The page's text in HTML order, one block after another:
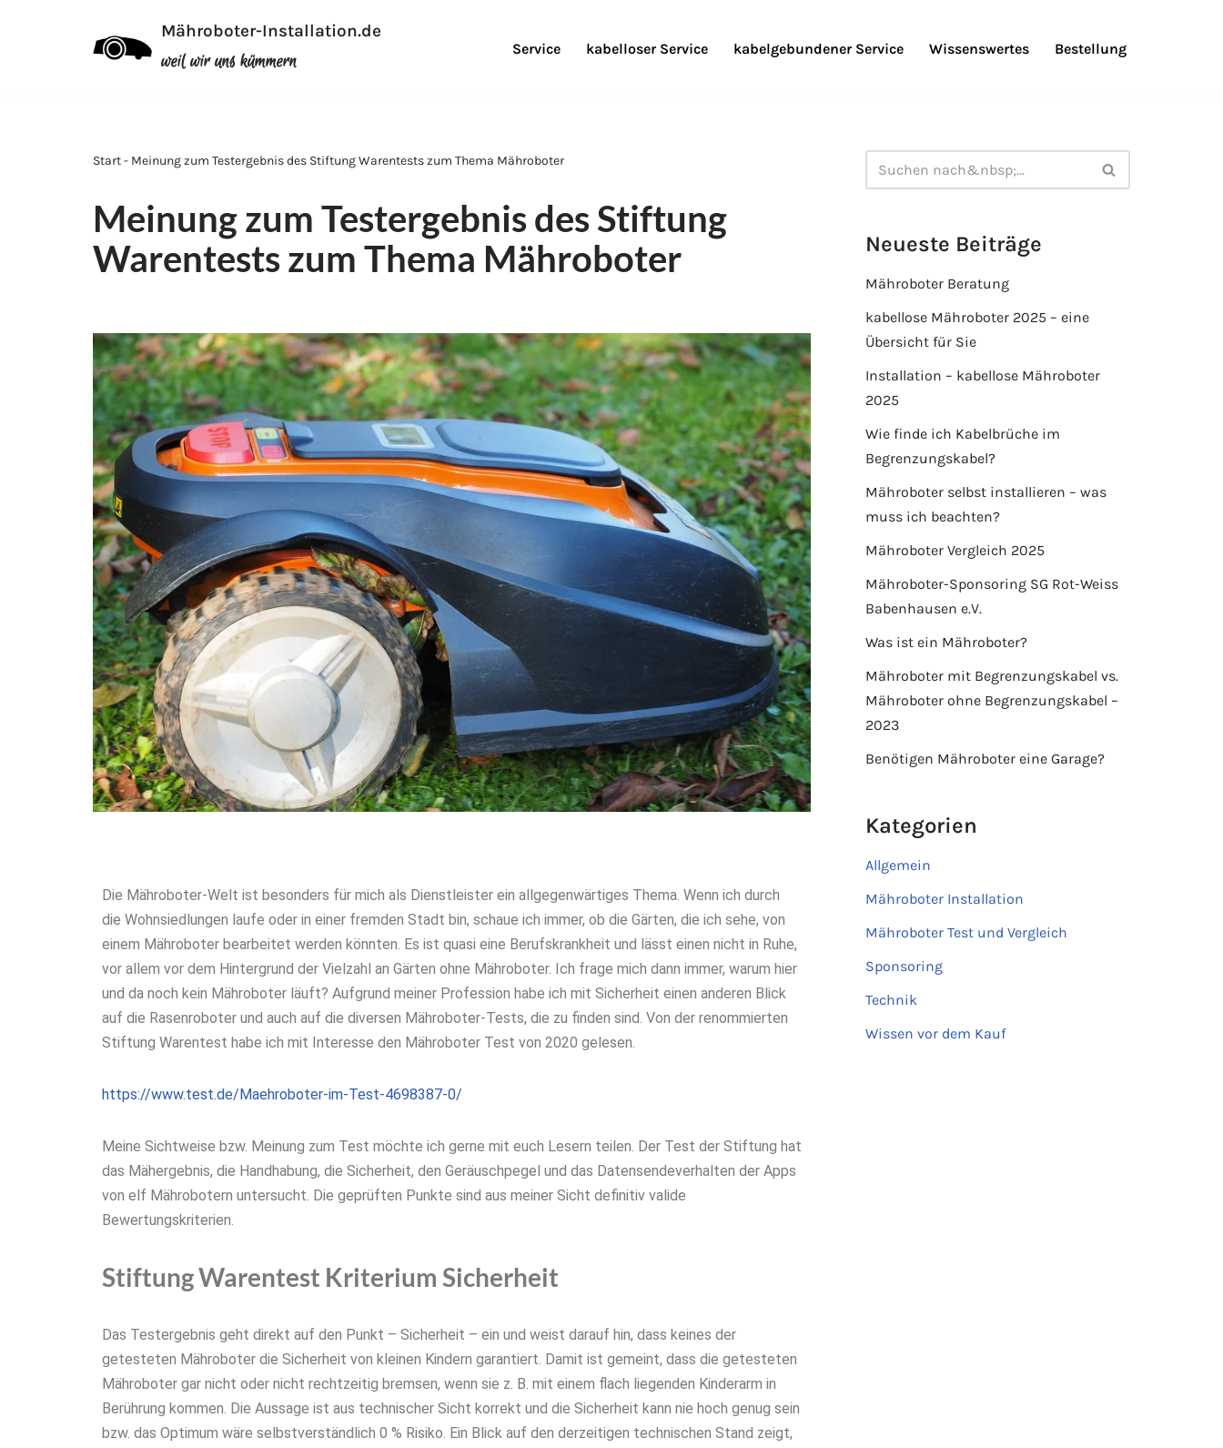
Mähroboter-Installation.de
weil wir uns kümmern
Service kabelloser Service kabelgebundener Service Wissenswertes Bestellung
Start - Meinung zum Testergebnis des Stiftung Warentests zum Thema Mähroboter
Meinung zum Testergebnis des Stiftung
Warentests zum Thema Mähroboter
Die Mähroboter-Welt ist besonders für mich als Dienstleister ein allgegenwärtiges Thema. Wenn ich durch
die Wohnsiedlungen laufe oder in einer fremden Stadt bin, schaue ich immer, ob die Gärten, die ich sehe, von
einem Mähroboter bearbeitet werden könnten. Es ist quasi eine Berufskrankheit und lässt einen nicht in Ruhe,
vor allem vor dem Hintergrund der Vielzahl an Gärten ohne Mähroboter. Ich frage mich dann immer, warum hier
und da noch kein Mähroboter läuft? Aufgrund meiner Profession habe ich mit Sicherheit einen anderen Blick
auf die Rasenroboter und auch auf die diversen Mähroboter-Tests, die zu finden sind. Von der renommierten
Stiftung Warentest habe ich mit Interesse den Mähroboter Test von 2020 gelesen.
https://www.test.de/Maehroboter-im-Test-4698387-0/
Meine Sichtweise bzw. Meinung zum Test möchte ich gerne mit euch Lesern teilen. Der Test der Stiftung hat
das Mähergebnis, die Handhabung, die Sicherheit, den Geräuschpegel und das Datensendeverhalten der Apps
von elf Mährobotern untersucht. Die geprüften Punkte sind aus meiner Sicht definitiv valide
Bewertungskriterien.
Stiftung Warentest Kriterium Sicherheit
Das Testergebnis geht direkt auf den Punkt – Sicherheit – ein und weist darauf hin, dass keines der
getesteten Mähroboter die Sicherheit von kleinen Kindern garantiert. Damit ist gemeint, dass die getesteten
Mähroboter gar nicht oder nicht rechtzeitig bremsen, wenn sie z. B. mit einem flach liegenden Kinderarm in
Berührung kommen. Die Aussage ist aus technischer Sicht korrekt und die Sicherheit kann nie hoch genug sein
bzw. das Optimum wäre selbstverständlich 0 % Risiko. Ein Blick auf den derzeitigen technischen Stand zeigt,
Neueste Beiträge
Mähroboter Beratung
kabellose Mähroboter 2025 – eine
Übersicht für Sie
Installation – kabellose Mähroboter
2025
Wie finde ich Kabelbrüche im
Begrenzungskabel?
Mähroboter selbst installieren – was
muss ich beachten?
Mähroboter Vergleich 2025
Mähroboter-Sponsoring SG Rot-Weiss
Babenhausen e.V.
Was ist ein Mähroboter?
Mähroboter mit Begrenzungskabel vs.
Mähroboter ohne Begrenzungskabel –
2023
Benötigen Mähroboter eine Garage?
Kategorien
Allgemein
Mähroboter Installation
Mähroboter Test und Vergleich
Sponsoring
Technik
Wissen vor dem Kauf